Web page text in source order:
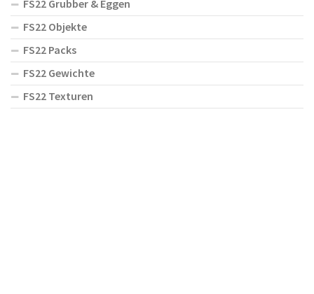
FS22 Grubber & Eggen
FS22 Objekte
FS22 Packs
FS22 Gewichte
FS22 Texturen